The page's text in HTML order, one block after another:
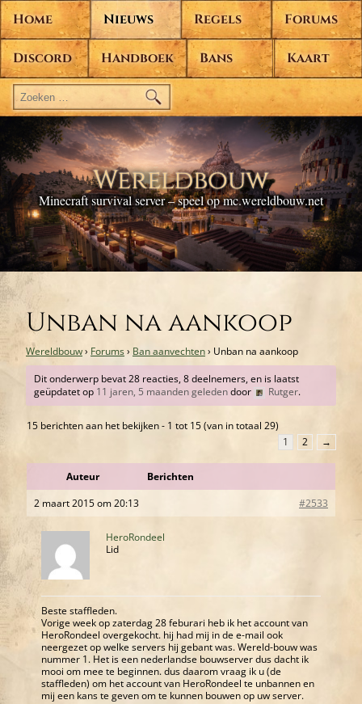
Home Nieuws Regels Forums
Discord Handboek Bans
Kaart
Zoeken
naar:
Wereldbouw
Minecraft survival server – speel op mc.wereldbouw.net
Unban na aankoop
Wereldbouw› Forums› Ban aanvechten› Unban na aankoop
Dit onderwerp bevat 28 reacties, 8 deelnemers, en is laatst
geüpdatet op 11 jaren, 5 maanden geledendoor Rutger.
15 berichten aan het bekijken - 1 tot 15 (van in totaal 29)
1
2 →
Auteur
Berichten
2 maart 2015 om 20:13
#2533
HeroRondeel
Lid
Beste staffleden.
Vorige week op zaterdag 28 feburari heb ik het account van
HeroRondeel overgekocht. hij had mij in de e-mail ook
neergezet op welke servers hij gebant was. Wereld-bouw was
nummer 1. Het is een nederlandse bouwserver dus dacht ik
mooi om mee te beginnen. dus daarom vraag ik u (de
staffleden) om het account van HeroRondeel te unbannen en
mij een kans te geven om te kunnen bouwen op uw server.